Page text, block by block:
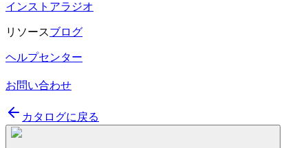
インストアラジオ
リソースブログ
ヘルプセンター
お問い合わせ
カタログに戻る